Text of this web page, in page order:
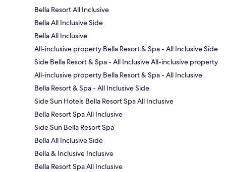
Bella Resort All Inclusive
Bella All Inclusive Side
Bella All Inclusive
All-inclusive property Bella Resort & Spa - All Inclusive Side
Side Bella Resort & Spa - All Inclusive All-inclusive property
All-inclusive property Bella Resort & Spa - All Inclusive
Bella Resort & Spa - All Inclusive Side
Side Sun Hotels Bella Resort Spa All Inclusive
Bella Resort Spa All Inclusive
Side Sun Bella Resort Spa
Bella All Inclusive Side
Bella & Inclusive Inclusive
Bella Resort Spa All Inclusive